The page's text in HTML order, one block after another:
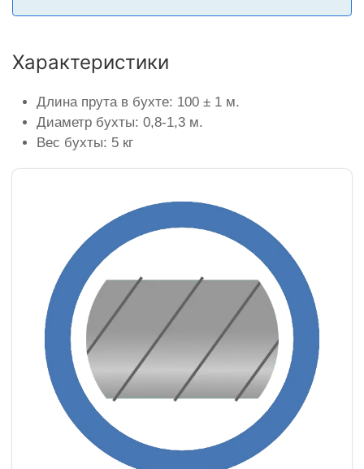
Характеристики
Длина прута в бухте: 100 ± 1 м.
Диаметр бухты: 0,8-1,3 м.
Вес бухты: 5 кг